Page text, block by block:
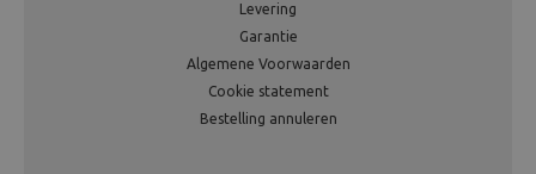
Levering
Garantie
Algemene Voorwaarden
Cookie statement
Bestelling annuleren